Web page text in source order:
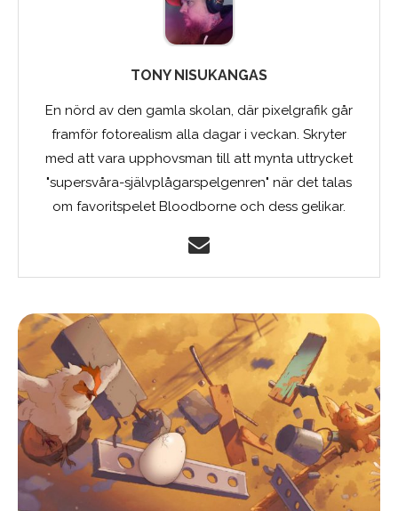
TONY NISUKANGAS
En nörd av den gamla skolan, där pixelgrafik går
framför fotorealism alla dagar i veckan. Skryter
med att vara upphovsman till att mynta uttrycket
"supersvåra-självplågarspelgenren" när det talas
om favoritspelet Bloodborne och dess gelikar.